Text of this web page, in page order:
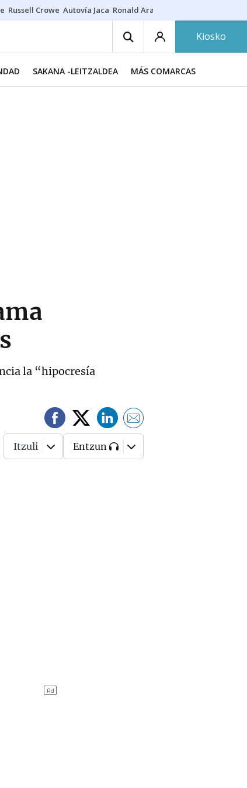
Russell Crowe Autovía Jaca Ronald Araújo
Kiosko
SAKANA -LEITZALDEA MÁS COMARCAS
la “hipocresía
Itzuli Entzun